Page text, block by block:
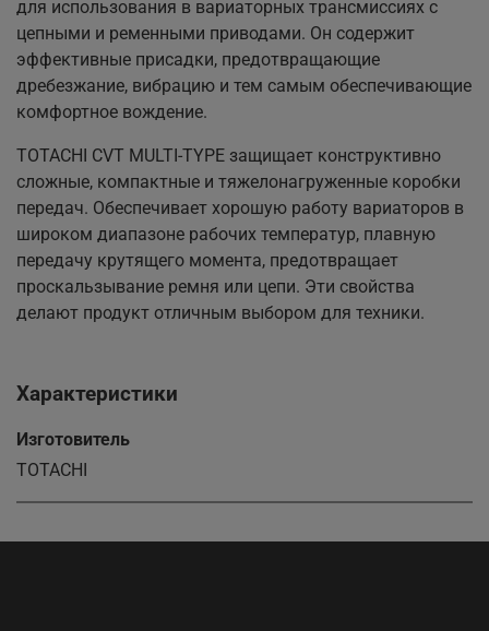
для использования в вариаторных трансмиссиях с
цепными и ременными приводами. Он содержит
эффективные присадки, предотвращающие
дребезжание, вибрацию и тем самым обеспечивающие
комфортное вождение.
TOTACHI CVT MULTI-TYPE защищает конструктивно
сложные, компактные и тяжелонагруженные коробки
передач. Обеспечивает хорошую работу вариаторов в
широком диапазоне рабочих температур, плавную
передачу крутящего момента, предотвращает
проскальзывание ремня или цепи. Эти свойства
делают продукт отличным выбором для техники.
Характеристики
Изготовитель
TOTACHI